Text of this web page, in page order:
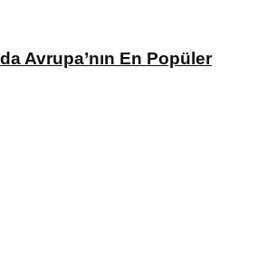
Avrupa’nın En Popüler